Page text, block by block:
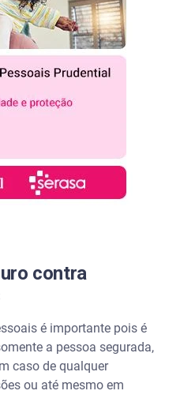
contra
é importante pois é
a pessoa segurada,
caso de qualquer
ou até mesmo em